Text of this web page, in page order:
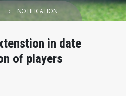
NOTIFICATION
in date
of players